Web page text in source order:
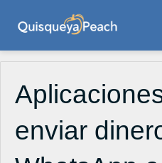
enviar